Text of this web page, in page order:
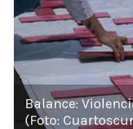
Balance:
(Foto: